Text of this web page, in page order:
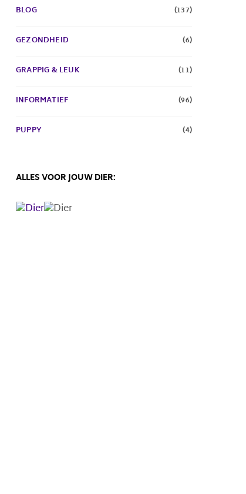
BLOG (137)
GEZONDHEID (6)
GRAPPIG & LEUK (11)
INFORMATIEF (96)
PUPPY (4)
ALLES VOOR JOUW DIER: